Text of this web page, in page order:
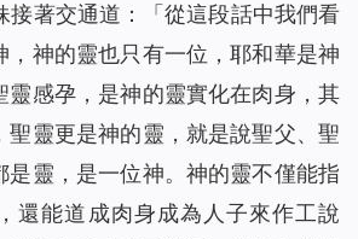
接著交通道：「從這段話中我們看
，神的靈也只有一位，耶和華是神
靈感孕，是神的靈實化在肉身，其
聖靈更是神的靈，就是說聖父、聖
是靈，是一位神。神的靈不僅能指
還能道成肉身成為人子來作工說